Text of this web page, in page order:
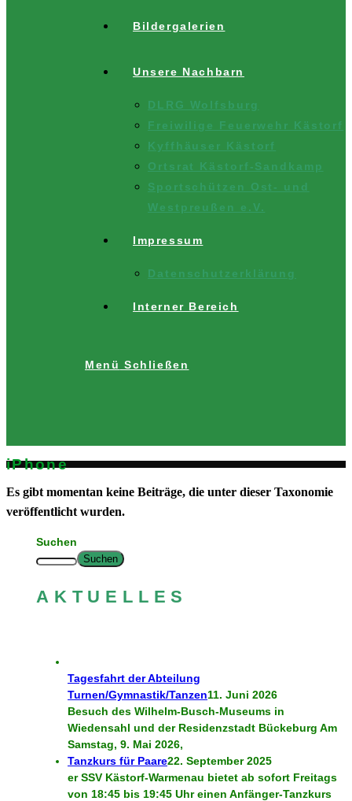
Bildergalerien
Unsere Nachbarn
DLRG Wolfsburg
Freiwilige Feuerwehr Kästorf
Kyffhäuser Kästorf
Ortsrat Kästorf-Sandkamp
Sportschützen Ost- und
Westpreußen e.V.
Impressum
Datenschutzerklärung
Interner Bereich
Menü Schließen
iPhone
Es gibt momentan keine Beiträge, die unter dieser Taxonomie
veröffentlicht wurden.
Suchen
Suchen
AKTUELLES
Tagesfahrt der Abteilung
Turnen/Gymnastik/Tanzen11. Juni 2026
Besuch des Wilhelm-Busch-Museums in
Wiedensahl und der Residenzstadt Bückeburg Am
Samstag, 9. Mai 2026,
Tanzkurs für Paare22. September 2025
er SSV Kästorf-Warmenau bietet ab sofort Freitags
von 18:45 bis 19:45 Uhr einen Anfänger-Tanzkurs